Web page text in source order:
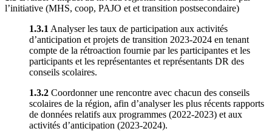
l’initiative (MHS, coop, PAJO et et transition postsecondaire)
1.3.1 Analyser les taux de participation aux activités
d’anticipation et projets de transition 2023-2024 en tenant
compte de la rétroaction fournie par les participantes et les
participants et les représentantes et représentants DR des
conseils scolaires.
1.3.2 Coordonner une rencontre avec chacun des conseils
scolaires de la région, afin d’analyser les plus récents rapports
de données relatifs aux programmes (2022-2023) et aux
activités d’anticipation (2023-2024).